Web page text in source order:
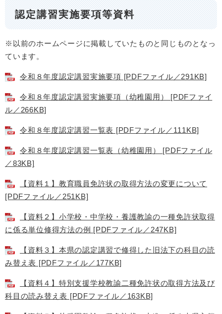
認定講習実施要項等資料
※以前のホームページに掲載していたものと同じものとなっ
ています。
令和８年度認定講習実施要項 [PDFファイル／291KB]
令和８年度認定講習実施要項（幼稚園用） [PDFファイ
ル／266KB]
令和８年度認定講習一覧表 [PDFファイル／111KB]
令和８年度認定講習一覧表（幼稚園用） [PDFファイル
／83KB]
【資料１】教育職員免許状の取得方法の変更について
[PDFファイル／251KB]
【資料２】小学校・中学校・養護教諭の一種免許状取得
に係る単位修得方法の例 [PDFファイル／247KB]
【資料３】本県の認定講習で修得した旧法下の科目の読
み替え表 [PDFファイル／177KB]
【資料４】特別支援学校教諭二種免許状の取得方法及び
科目の読み替え表 [PDFファイル／163KB]